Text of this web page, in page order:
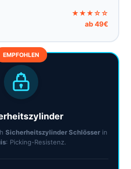
★★★☆☆
ab 49€
EMPFOHLEN
Sicherheitszylinder Schlösser in
: Picking-Resistenz.